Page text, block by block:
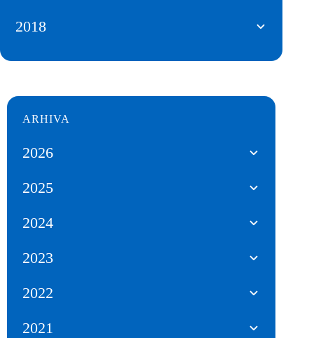
2018
ARHIVA
2026
2025
2024
2023
2022
2021